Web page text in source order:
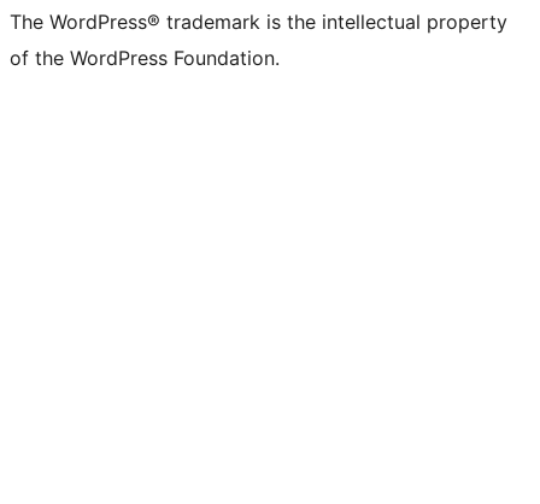
The WordPress® trademark is the intellectual property
of the WordPress Foundation.